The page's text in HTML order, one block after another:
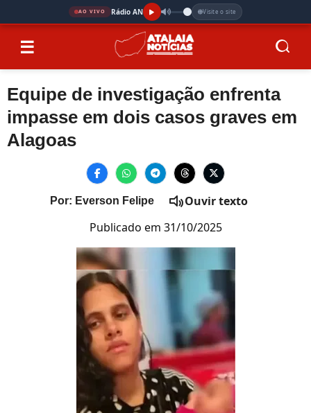
AO VIVO Rádio AN Visite o site
☰
Equipe de investigação enfrenta
impasse em dois casos graves em
Alagoas
Por: Everson Felipe
Ouvir texto
Publicado em 31/10/2025